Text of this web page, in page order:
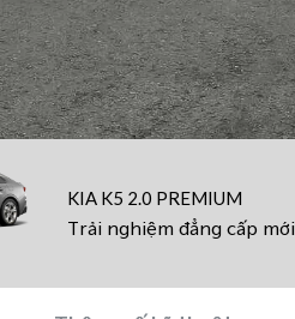
KIA K5 2.0 PREMIUM
Trải nghiệm đẳng cấp mới